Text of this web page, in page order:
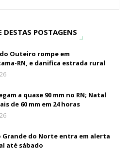
DESTAS POSTAGENS
Outeiro rompe em
RN, e danifica estrada rural
a quase 90 mm no RN; Natal
de 60 mm em 24 horas
Grande do Norte entra em alerta
até sábado